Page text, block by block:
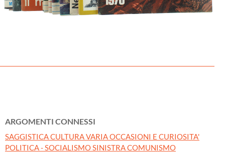
ARGOMENTI CONNESSI
SAGGISTICA CULTURA VARIA OCCASIONI E CURIOSITA'
POLITICA - SOCIALISMO SINISTRA COMUNISMO